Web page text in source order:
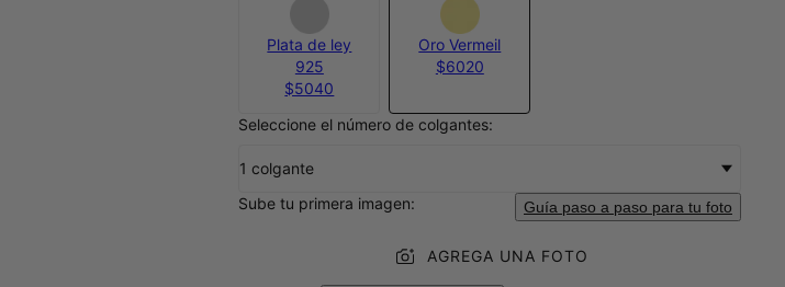
Plata de ley
925
$5040
Oro Vermeil
$6020
Seleccione el número de colgantes:
1 colgante
Sube tu primera imagen:
Guía paso a paso para tu foto
AGREGA UNA FOTO